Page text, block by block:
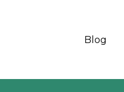
Blog